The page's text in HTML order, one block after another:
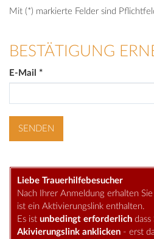
Mit (*) markierte Felder sind
BESTÄTIGUNG
E-Mail *
Liebe Trauerhilfebesucher
Nach Ihrer Anmeldung erhalten
ist ein Aktivierungslink enthalten.
Es ist unbedingt erforderlich dass
Akivierungslink anklicken - erst